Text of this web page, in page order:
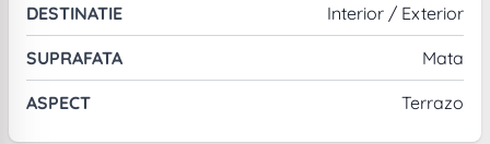
DESTINATIE Interior / Exterior
SUPRAFATA Mata
ASPECT Terrazo